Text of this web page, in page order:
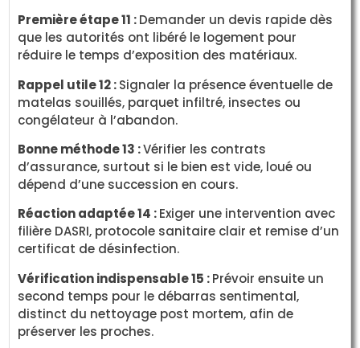
Première étape 11 :Demander un devis rapide dès
que les autorités ont libéré le logement pour
réduire le temps d’exposition des matériaux.
Rappel utile 12 :Signaler la présence éventuelle de
matelas souillés, parquet infiltré, insectes ou
congélateur à l’abandon.
Bonne méthode 13 :Vérifier les contrats
d’assurance, surtout si le bien est vide, loué ou
dépend d’une succession en cours.
Réaction adaptée 14 :Exiger une intervention avec
filière DASRI, protocole sanitaire clair et remise d’un
certificat de désinfection.
Vérification indispensable 15 :Prévoir ensuite un
second temps pour le débarras sentimental,
distinct du nettoyage post mortem, afin de
préserver les proches.